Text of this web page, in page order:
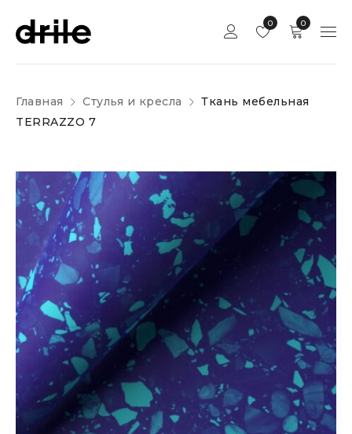
0
0
Главная Стулья и кресла
Ткань мебельная
TERRAZZO 7